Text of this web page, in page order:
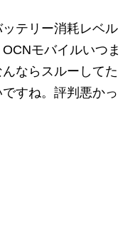
テリー消耗レベル
モバイルいつま
ならスルーしてた
すね。評判悪かっ